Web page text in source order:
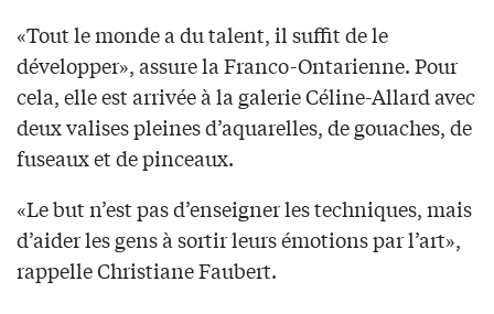
«Tout le monde a du talent, il suffit de le
développer», assure la Franco-Ontarienne. Pour
cela, elle est arrivée à la galerie Céline-Allard avec
deux valises pleines d’aquarelles, de gouaches, de
fuseaux et de pinceaux.
«Le but n’est pas d’enseigner les techniques, mais
d’aider les gens à sortir leurs émotions par l’art»,
rappelle Christiane Faubert.